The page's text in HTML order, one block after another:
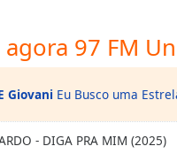
97 FM
Giovani Eu Busco uma
- DIGA PRA MIM (2025)